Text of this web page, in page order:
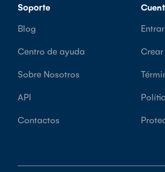
Soporte
Blog
Centro de ayuda
Sobre Nosotros
API
Contactos
Entrar